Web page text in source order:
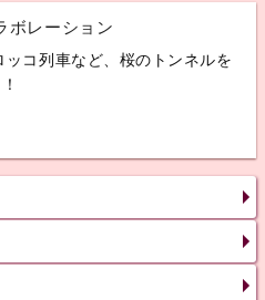
ボレーション
ッコ列車など、桜のトンネルを